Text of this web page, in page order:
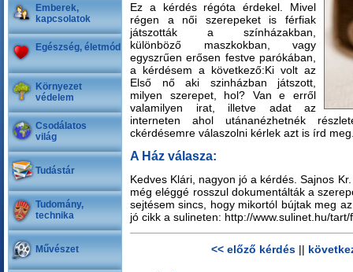
Emberek,
kapcsolatok
Egészség, életmód
Környezet
védelem
Csodálatos
világ
Tudástár
Tudomány,
technika
Művészet
Ez a kérdés régóta érdekel. Mivel
régen a női szerepeket is férfiak
játszották a színházakban,
különböző maszkokban, vagy
egyszrűen erősen festve parókában,
a kérdésem a következő:Ki volt az
Első nő aki szinházban játszott,
milyen szerepet, hol? Van e erről
valamilyen irat, illetve adat az
interneten ahol utánanézhetnék
ckérdésemre válaszolni kérlek azt is írd
A Ház válasza:
Kedves Klári, nagyon jó a kérdés. Sajnos
még eléggé rosszul dokumentálták a
sejtésem sincs, hogy mikortól bújtak meg
jó cikk a sulineten: http://www.sulinet.hu/
<< előző kérdés||